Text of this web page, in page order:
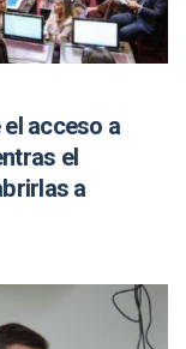
acceso a
el
a